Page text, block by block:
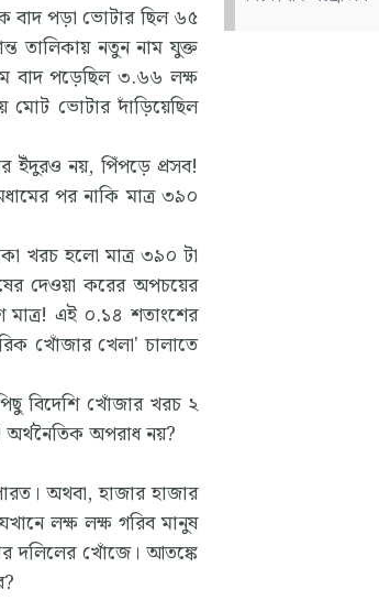
পড়া ভোটার ছিল ৬৫
তালিকায় নতুন নাম যুক্ত
বাদ পড়েছিল ৩.৬৬ লক্ষ
মোট ভোটার দাঁড়িয়েছিল
ইঁদুরও নয়, পিঁপড়ে প্রসব!
পর নাকি মাত্র ৩৯০
খরচ হলো মাত্র ৩৯০ টা
দেওয়া করের অপচয়ের
মাত্র! এই ০.১৪ শতাংশের
খোঁজার খেলা' চালাতে
বিদেশি খোঁজার খরচ ২
অপরাধ নয়?
অথবা, হাজার হাজার
লক্ষ লক্ষ গরিব মানুষ
দলিলের খোঁজে। আতঙ্কে